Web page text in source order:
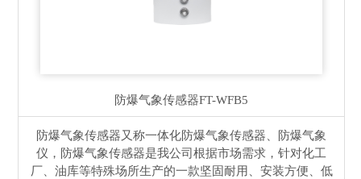
防爆气象传感器FT-WFB5
防爆气象传感器又称一体化防爆气象传感器、防爆气象
仪，防爆气象传感器是我公司根据市场需求，针对化工
厂、油库等特殊场所生产的一款坚固耐用、安装方便、低